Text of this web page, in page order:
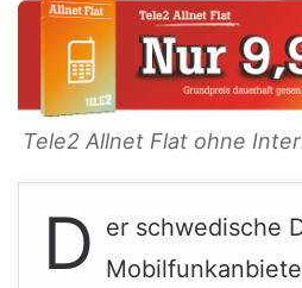
Tele2 Allnet Flat ohne
D er schwedische